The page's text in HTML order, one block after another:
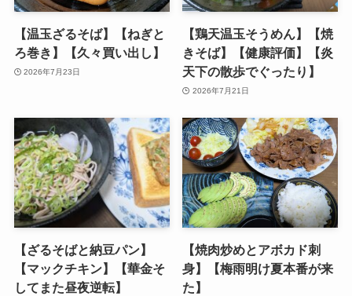
【温玉ざるそば】【ねぎと
ろ巻き】【久々買い出し】
2026年7月23日
【鶏天温玉そうめん】【焼
きそば】【健康評価】【炎
天下の散歩でぐったり】
2026年7月21日
【ざるそばと納豆パン】
【マックチキン】【華金そ
してまた昼夜逆転】
【焼肉炒めとアボカド刺
身】【梅雨明け夏本番が来
た】